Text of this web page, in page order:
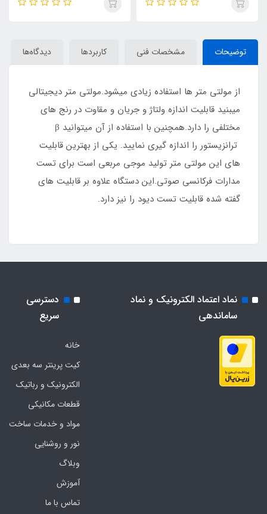
توضیحات مشخصات فنی کاربردها دیدگاه‌ها
از مولتی متر ها استفاده زیادی میشود.مولتی متر دیجیتالی
میبنید قابلیت اندازه ولتاژ و جریان و مقاوت در رنج های
مختلفی را دارد.همچنین با استفاده از آن میتوانید β
ترانزیستور را اندازه گیری نمایید. یکی از بهترین قابلیت
های این مولتی متر تولید موجی مربعی است برای تست
مدارات فرکانسی صوتی.این دستگاه علاوه بر قابلیت های
گفته شده قابلیت تست دیود را نیز دارد.
نماد اعتماد الکترونیک و نماد
ساماندهی
دسترسی
سریع
خانه
کیت پرینتر سه بعدی
الکترونیک و رباتیک
قطعات مکانیکی
مواد و خدمات ساخت
نور و روشنایی
وبلاگ
آموزش
تماس با ما